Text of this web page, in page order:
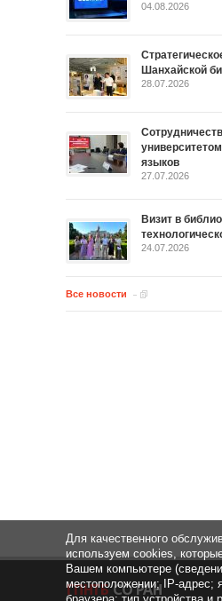
04.08.2026
Шанхайской
28.07.2026
языков
27.07.2026
Визит в
24.07.2026
Все новости
Для качественного
используем cookies,
Вашем компьютере
местоположении; IP-адрес;